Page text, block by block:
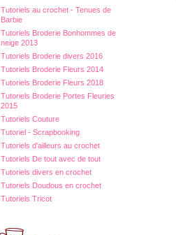
Tutoriels au crochet - Tenues de
Barbie
Tutoriels Broderie Bonhommes de
neige 2013
Tutoriels Broderie divers 2016
Tutoriels Broderie Fleurs 2014
Tutoriels Broderie Fleurs 2018
Tutoriels Broderie Portes Fleuries
2015
Tutoriels Couture
Tutoriel - Scrapbooking
Tutoriels d'ailleurs au crochet
Tutoriels De tout avec de tout
Tutoriels divers en crochet
Tutoriels Doudous en crochet
Tutoriels Tricot